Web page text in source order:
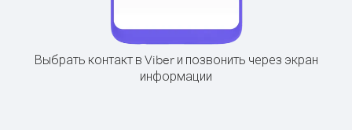
Выбрать контакт в Viber и позвонить через экран
информации